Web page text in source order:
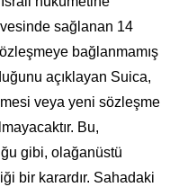
sağlanan 14
bağlanmamış
açıklayan Suica,
veya yeni sözleşme
Bu,
gibi, olağanüstü
bir karardır. Sahadaki